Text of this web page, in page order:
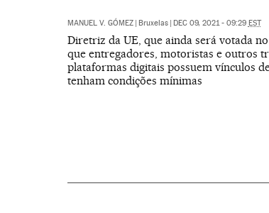
MANUEL V. GÓMEZ | Bruxelas | DEC 09, 2021 - 09:29 EST
Diretriz da UE, que ainda será votada
que entregadores, motoristas e outros
plataformas digitais possuem vínculos
tenham condições mínimas